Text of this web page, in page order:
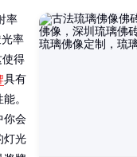
率
率
使得
具有
。
你会
灯光